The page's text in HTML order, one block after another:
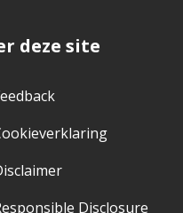
deze site
Disclosure